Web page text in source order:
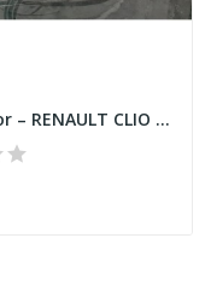
Comutador – RENAULT CLIO V (BF_)